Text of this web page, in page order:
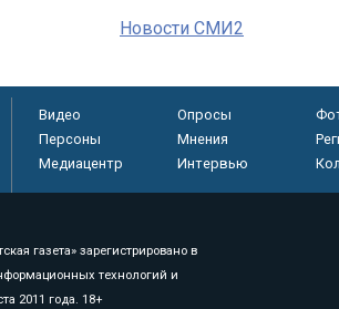
Новости СМИ2
Видео Опросы
Персоны
Мнения
Медиацентр
Интервью
газета» зарегистрировано в
технологий и
2011 года. 18+